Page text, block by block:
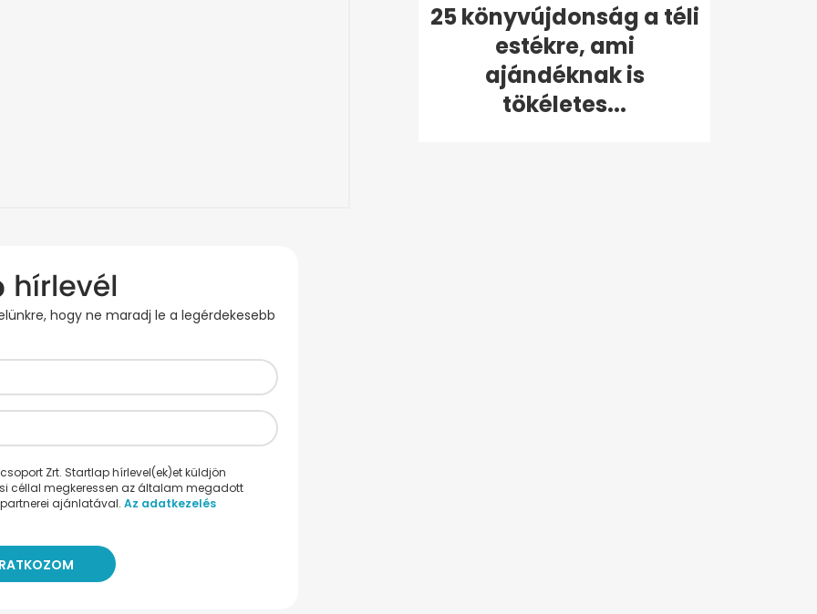
hogy ne maradj le a legérdekesebb
Zrt. Startlap hírlevel(ek)et küldjön
céllal megkeressen az általam megadott
ajánlatával. Az adatkezelés
25 könyvújdonság a téli
estékre, ami
ajándéknak is
tökéletes...